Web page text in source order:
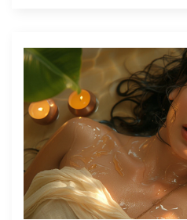
yardımcı olabilir. Öyleyse,
yakından tanımaya ne
yolculukta bolca kahkaha ve